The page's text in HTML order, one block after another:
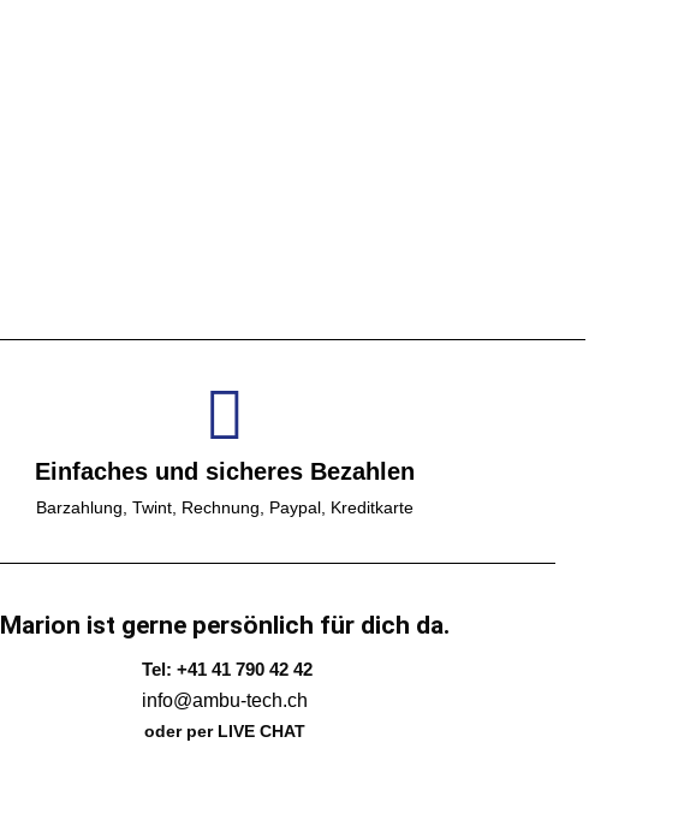
Einfaches und sicheres Bezahlen
Barzahlung, Twint, Rechnung, Paypal, Kreditkarte
Marion ist gerne persönlich für dich da.
Tel: +41 41 790 42 42
info@ambu-tech.ch
oder per LIVE CHAT